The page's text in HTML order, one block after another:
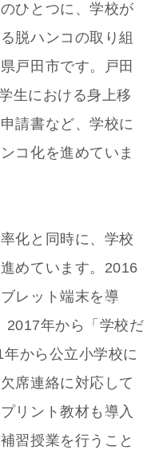
ひとつに、学校が
脱ハンコの取り組
戸田市です。戸田
生における身上移
請書など、学校に
コ化を進めていま
化と同時に、学校
めています。2016
レット端末を導
2017年から「学校だ
から公立小学校に
席連絡に対応して
リント教材も導入
習授業を行うこと